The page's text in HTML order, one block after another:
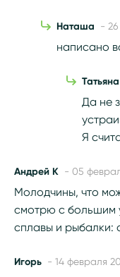
Наташа - 26
написано
Татьяна
Да не
Я
Андрей К - 05
Молодчины, что
смотрю с большим
сплавы и рыбалки:
Игорь - 14 февраля